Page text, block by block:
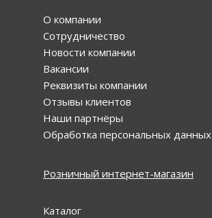
О компании
Сотрудничество
Новости компании
Вакансии
Реквизиты компании
Отзывы клиентов
Наши партнёры
Обработка персональных данных
Розничный интернет-магазин
Каталог